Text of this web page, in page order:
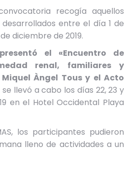
recogía aquellos
entre el día 1 de
diciembre de 2019.
el «Encuentro de
renal, familiares y
Àngel Tous y el Acto
se llevó a cabo los días 22, 23 y
en el Hotel Occidental Playa
los participantes pudieron
lleno de actividades a un